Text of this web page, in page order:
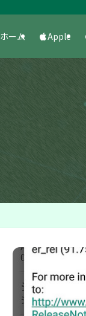
ホーム Apple